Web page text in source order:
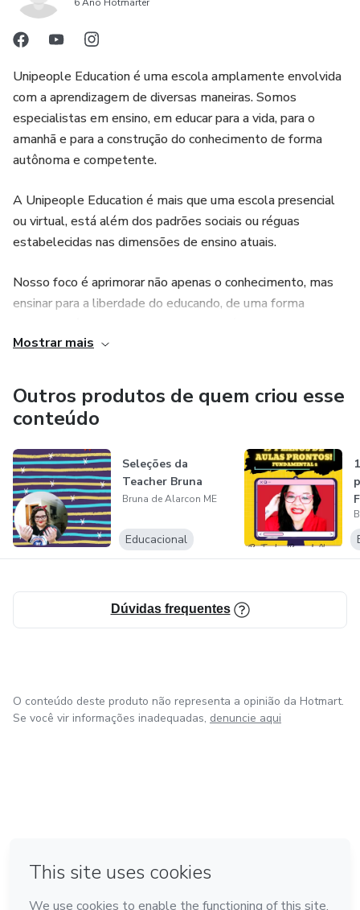
trabalhado é diversificado, permitindo que os alunos
ampliem seu repertório linguístico de forma significativa.
Unipeople Education é uma escola amplamente envolvida
com a aprendizagem de diversas maneiras. Somos
especialistas em ensino, em educar para a vida, para o
amanhã e para a construção do conhecimento de forma
autônoma e competente.
A Unipeople Education é mais que uma escola presencial
ou virtual, está além dos padrões sociais ou réguas
estabelecidas nas dimensões de ensino atuais.
Nosso foco é aprimorar não apenas o conhecimento, mas
ensinar para a liberdade do educando, de uma forma
e aplicada com sucesso nos mais diferentes campos da
personalizada e dinâmica, em busca de resultados eficazes.
Nossos objetivos estão além do que é oferecido e
encontrado no mercado atual, nossa visão está ao encontro
do futuro e focado em educar para o amanhã.
Mostrar mais
Outros produtos de quem criou esse
conteúdo
Seleções da
Teacher Bruna
Bruna de Alarcon ME
Educacional
Dúvidas frequentes
O conteúdo deste produto não representa a opinião da Hotmart.
Se você vir informações inadequadas, denuncie aqui
Feito com ❤ na Cidade do México